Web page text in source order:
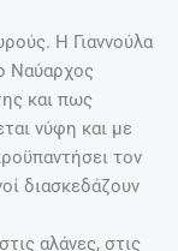
Η Γιαννούλα
Ναύαρχος
και πως
νύφη και με
τον
διασκεδάζουν
αλάνες, στις